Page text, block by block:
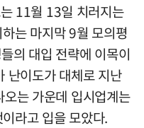
11월 13일 치러지는
는 마지막 9월 모의평
의 대입 전략에 이목이
난이도가 대체로 지난
는 가운데 입시업계는
라고 입을 모았다.